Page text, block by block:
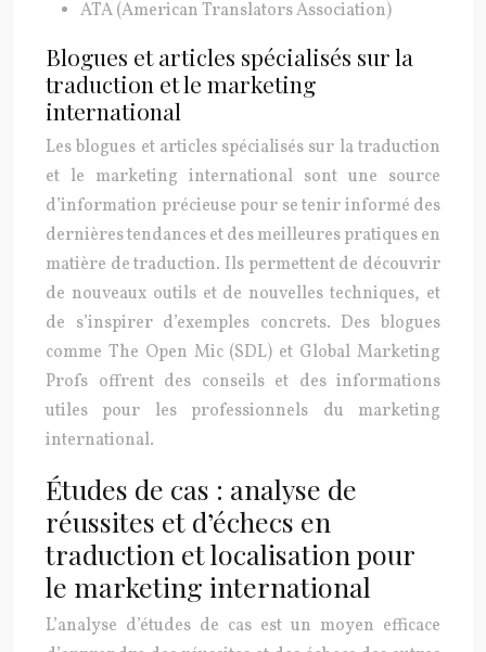
ATA (American Translators Association)
Blogues et articles spécialisés sur la
traduction et le marketing
international
Les blogues et articles spécialisés sur la traduction
et le marketing international sont une source
d’information précieuse pour se tenir informé des
dernières tendances et des meilleures pratiques en
matière de traduction. Ils permettent de découvrir
de nouveaux outils et de nouvelles techniques, et
de s’inspirer d’exemples concrets. Des blogues
comme The Open Mic (SDL) et Global Marketing
Profs offrent des conseils et des informations
utiles pour les professionnels du marketing
international.
Études de cas : analyse de
réussites et d’échecs en
traduction et localisation pour
le marketing international
L’analyse d’études de cas est un moyen efficace